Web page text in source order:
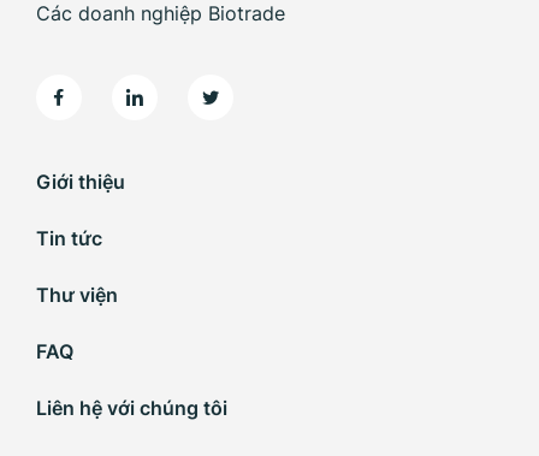
Các doanh nghiệp Biotrade
Giới thiệu
Tin tức
Thư viện
FAQ
Liên hệ với chúng tôi